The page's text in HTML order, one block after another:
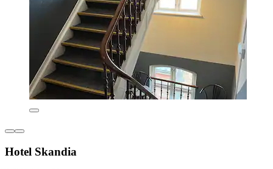
Hotel Skandia